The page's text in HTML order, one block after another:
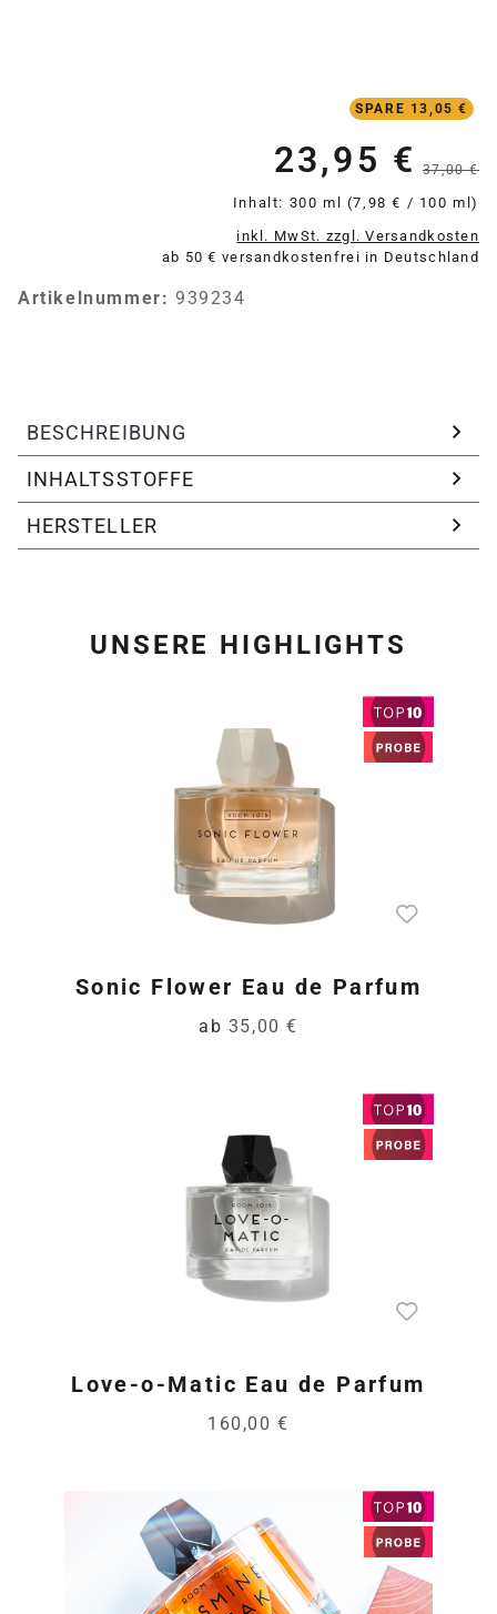
SPARE 13,05 €
Verkaufspreis:
23,95 € 37,00 €
Inhalt: 300 ml (7,98 € / 100 ml)
inkl. MwSt. zzgl. Versandkosten
ab 50 € versandkostenfrei in Deutschland
Artikelnummer: 939234
BESCHREIBUNG
INHALTSSTOFFE
HERSTELLER
UNSERE HIGHLIGHTS
Sonic Flower Eau de Parfum
ab 35,00 €
Love-o-Matic Eau de Parfum
160,00 €